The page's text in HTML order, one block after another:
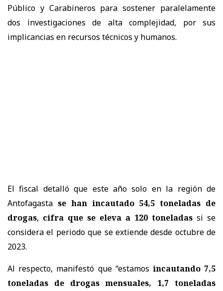
Público y Carabineros para sostener paralelamente
dos investigaciones de alta complejidad, por sus
implicancias en recursos técnicos y humanos.
El fiscal detalló que este año solo en la región de
Antofagasta se han incautado 54,5 toneladas de
drogas, cifra que se eleva a 120 toneladas si se
considera el periodo que se extiende desde octubre de
2023.
Al respecto, manifestó que “estamos incautando 7,5
toneladas de drogas mensuales, 1,7 toneladas